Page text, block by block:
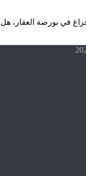
في بورصة العقار، هل